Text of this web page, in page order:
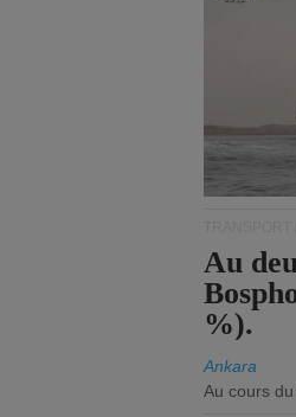
Au
%).
Ankara
Au cours